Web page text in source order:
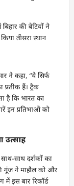
ने कहा, “ये सिर्फ
हैं। ट्रैक
है कि भारत का
इन प्रतिभाओं को
उत्साह
साथ-साथ दर्शकों का
गूंज ने माहौल को और
इस बार रिकॉर्ड